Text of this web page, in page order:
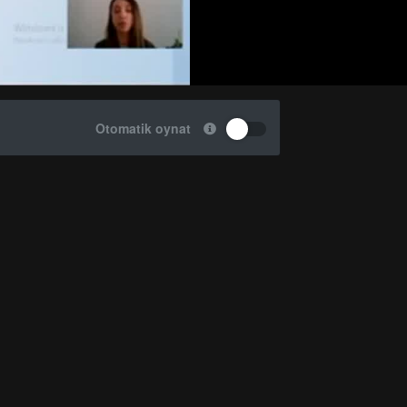
Otomatik oynat